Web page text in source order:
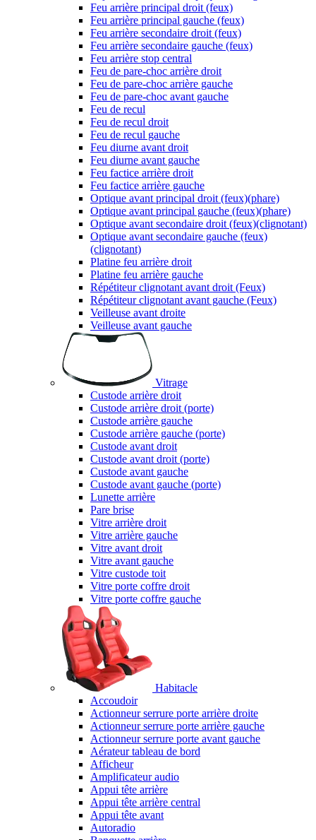
Feu arrière principal droit (feux)
Feu arrière principal gauche (feux)
Feu arrière secondaire droit (feux)
Feu arrière secondaire gauche (feux)
Feu arrière stop central
Feu de pare-choc arrière droit
Feu de pare-choc arrière gauche
Feu de pare-choc avant gauche
Feu de recul
Feu de recul droit
Feu de recul gauche
Feu diurne avant droit
Feu diurne avant gauche
Feu factice arrière droit
Feu factice arrière gauche
Optique avant principal droit (feux)(phare)
Optique avant principal gauche (feux)(phare)
Optique avant secondaire droit (feux)(clignotant)
Optique avant secondaire gauche (feux)
(clignotant)
Platine feu arrière droit
Platine feu arrière gauche
Répétiteur clignotant avant droit (Feux)
Répétiteur clignotant avant gauche (Feux)
Veilleuse avant droite
Veilleuse avant gauche
Vitrage
Custode arrière droit
Custode arrière droit (porte)
Custode arrière gauche
Custode arrière gauche (porte)
Custode avant droit
Custode avant droit (porte)
Custode avant gauche
Custode avant gauche (porte)
Lunette arrière
Pare brise
Vitre arrière droit
Vitre arrière gauche
Vitre avant droit
Vitre avant gauche
Vitre custode toit
Vitre porte coffre droit
Vitre porte coffre gauche
Habitacle
Accoudoir
Actionneur serrure porte arrière droite
Actionneur serrure porte arrière gauche
Actionneur serrure porte avant gauche
Aérateur tableau de bord
Afficheur
Amplificateur audio
Appui tête arrière
Appui tête arrière central
Appui tête avant
Autoradio